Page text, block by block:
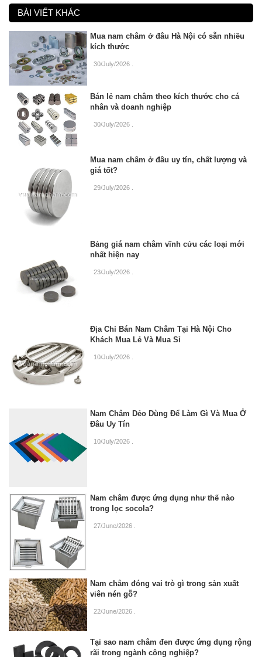
BÀI VIẾT KHÁC
Mua nam châm ở đâu Hà Nội có sẵn nhiều
kích thước
30/July/2026
Bán lẻ nam châm theo kích thước cho cá
nhân và doanh nghiệp
30/July/2026 .
Mua nam châm ở đâu uy tín, chất lượng và
giá tốt?
29/July/2026
Bảng giá nam châm vĩnh cửu các loại mới
nhất hiện nay
23/July/2026
Địa Chỉ Bán Nam Châm Tại Hà Nội Cho
Khách Mua Lẻ Và Mua Sỉ
10/July/2026
Nam Châm Dẻo Dùng Để Làm Gì Và Mua Ở
Đâu Uy Tín
10/July/2026
Nam châm được ứng dụng như thế nào
trong lọc socola?
27/June/2026
Nam châm đóng vai trò gì trong sản xuất
viên nén gỗ?
22/June/2026
Tại sao nam châm đen được ứng dụng rộng
rãi trong ngành công nghiệp?